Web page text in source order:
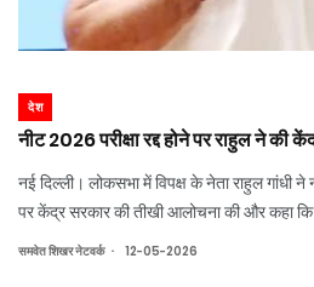
देश
नीट 2026 परीक्षा रद्द होने पर राहुल ने
नई दिल्ली। लोकसभा में विपक्ष के नेता राहुल गांधी ने
पर केंद्र सरकार की तीखी आलोचना की और कहा
पर सरकार ने पानी फेर दिया है।
समवेत शिखर नेटवर्क . 12-05-2026